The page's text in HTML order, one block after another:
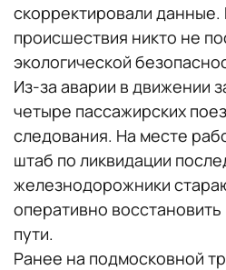
скорректировали данные.
происшествия никто не
экологической
Из-за аварии в движении
четыре пассажирских
следования. На месте
штаб по ликвидации
железнодорожники
оперативно
пути.
Ранее на подмосковной